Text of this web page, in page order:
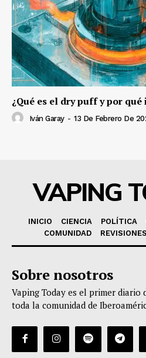
¿Qué es el dry puff y por qué
Iván Garay - 13 De Febrero De
VAPING
INICIO CIENCIA POLÍTICA
COMUNIDAD
REVISIONES
Sobre nosotros
Vaping Today es el primer diario
toda la comunidad de